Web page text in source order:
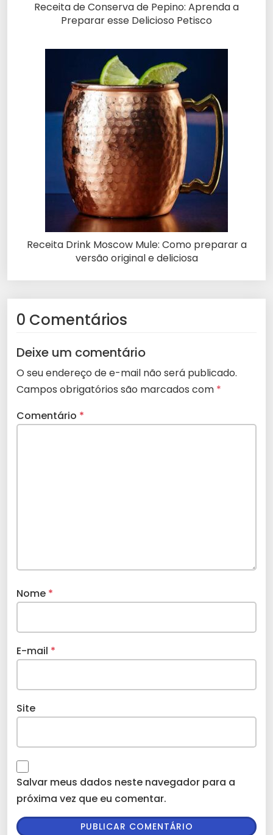
Receita de Conserva de Pepino: Aprenda a
Preparar esse Delicioso Petisco
Receita Drink Moscow Mule: Como preparar a
versão original e deliciosa
0 Comentários
Deixe um comentário
O seu endereço de e-mail não será publicado.
Campos obrigatórios são marcados com *
Comentário *
Nome *
E-mail *
Site
Salvar meus dados neste navegador para a
próxima vez que eu comentar.